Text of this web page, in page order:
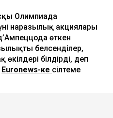
Олимпиада
наразылық акциялары
өткен
белсенділер,
өкілдері білдірді, деп
Euronews-ке сілтеме